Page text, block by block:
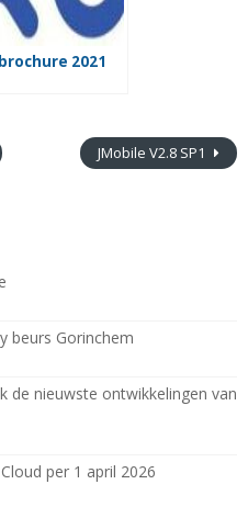
2021
JMobile V2.8 SP1
beurs Gorinchem
de nieuwste ontwikkelingen van
per 1 april 2026